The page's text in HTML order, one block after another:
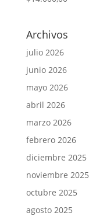
Archivos
julio 2026
junio 2026
mayo 2026
abril 2026
marzo 2026
febrero 2026
diciembre 2025
noviembre 2025
octubre 2025
agosto 2025